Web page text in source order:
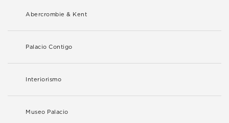
Abercrombie & Kent
Palacio Contigo
Interiorismo
Museo Palacio